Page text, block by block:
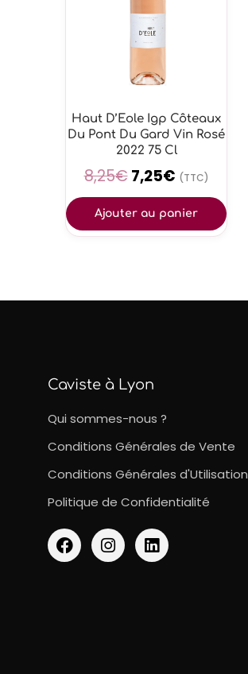
Haut D’Eole Igp Côteaux
Du Pont Du Gard Vin Rosé
2022 75 Cl
8,25€ 7,25€ (TTC)
Ajouter au panier
Caviste à Lyon
Qui sommes-nous ?
Conditions Générales de Vente
Conditions Générales d'Utilisation
Politique de Confidentialité